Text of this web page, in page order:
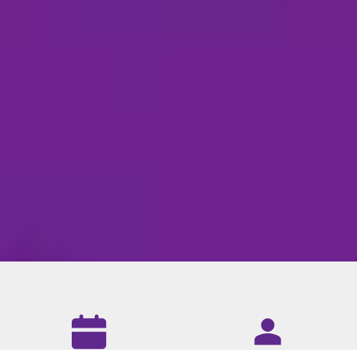
Resultados da nossa agência de marketing digital: mais